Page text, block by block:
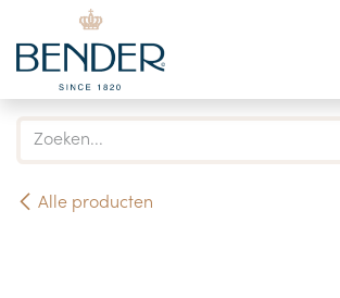
Overslaan naar inhoud
Alle producten